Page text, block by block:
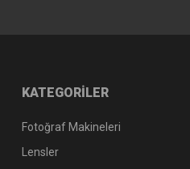
KATEGORİLER
Fotoğraf Makineleri
Lensler